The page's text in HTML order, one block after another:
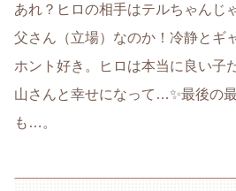
あれ？ヒロの相手はテルちゃんじ
父さん（立場）なのか！冷静とギ
ホント好き。ヒロは本当に良い子
山さんと幸せになって…✨最後の
も…。